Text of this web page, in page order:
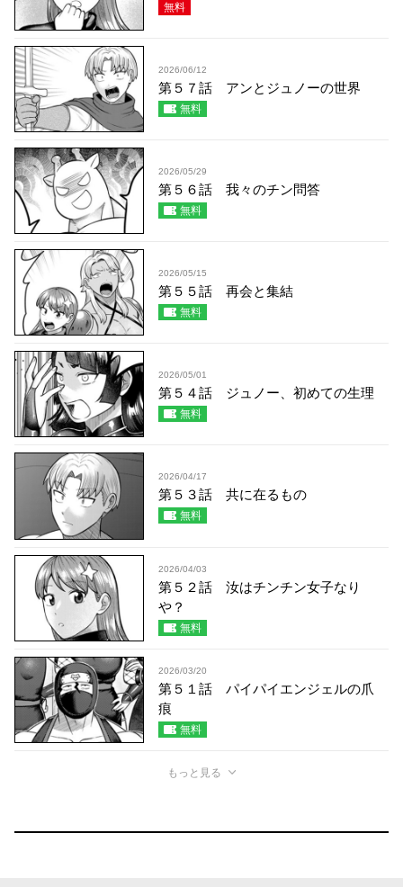
無料
2026/06/12
第５７話 アンとジュノーの世界
無料
2026/05/29
第５６話 我々のチン問答
無料
2026/05/15
第５５話 再会と集結
無料
2026/05/01
第５４話 ジュノー、初めての生理
無料
2026/04/17
第５３話 共に在るもの
無料
2026/04/03
第５２話 汝はチンチン女子なり
や？
無料
2026/03/20
第５１話 パイパイエンジェルの爪
痕
無料
もっと見る